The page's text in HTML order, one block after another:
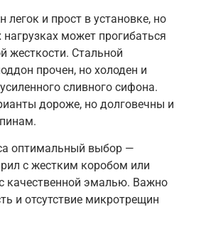
и прост в установке, но
может прогибаться
жесткости. Стальной
прочен, но холоден и
сливного сифона.
дороже, но долговечны и
оптимальный выбор —
с жестким коробом или
качественной эмалью. Важно
и отсутствие микротрещин